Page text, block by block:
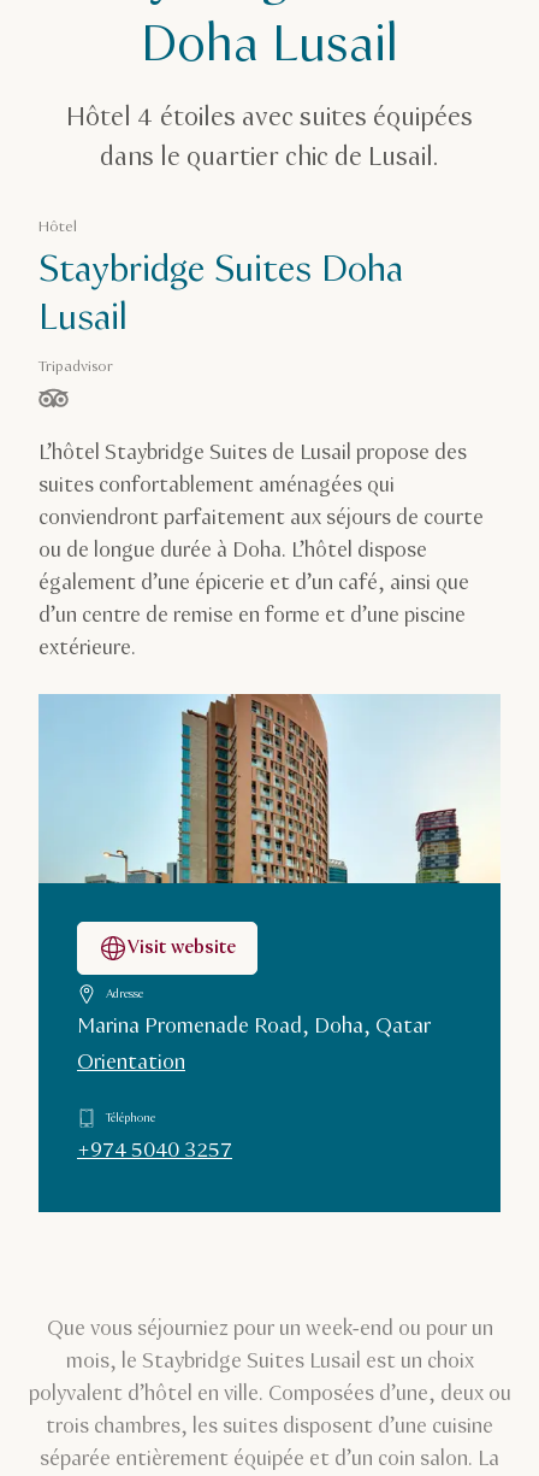
Staybridge Suites Doha LusailDoha Lusail
Hôtel 4 étoiles avec suites équipées
dans le quartier chic de Lusail.
Hôtel
Staybridge Suites Doha
Lusail
Tripadvisor
étoiles sur 5, basé sur
L’hôtel Staybridge Suites de Lusail propose des
suites confortablement aménagées qui
conviendront parfaitement aux séjours de courte
ou de longue durée à Doha. L’hôtel dispose
également d’une épicerie et d’un café, ainsi que
d’un centre de remise en forme et d’une piscine
extérieure.
Visit website
Adresse
Marina Promenade Road, Doha, Qatar
Orientation
Téléphone
+974 5040 3257
Que vous séjourniez pour un week-end ou pour un
mois, le Staybridge Suites Lusail est un choix
polyvalent d’hôtel en ville. Composées d’une, deux ou
trois chambres, les suites disposent d’une cuisine
séparée entièrement équipée et d’un coin salon. La